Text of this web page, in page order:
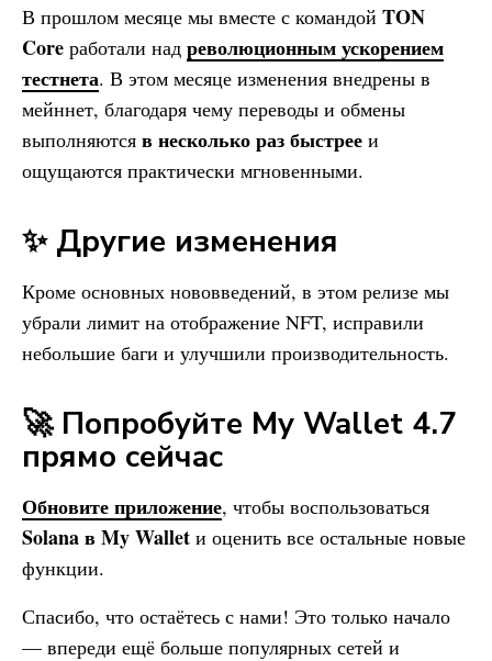
В прошлом месяце мы вместе с командой TON
Core работали над революционным ускорением
тестнета. В этом месяце изменения внедрены в
мейннет, благодаря чему переводы и обмены
выполняются в несколько раз быстрее и
ощущаются практически мгновенными.
✨ Другие изменения
Кроме основных нововведений, в этом релизе мы
убрали лимит на отображение NFT, исправили
небольшие баги и улучшили производительность.
🚀 Попробуйте My Wallet 4.7
прямо сейчас
Обновите приложение, чтобы воспользоваться
Solana вMy Wallet и оценить все остальные новые
функции.
Спасибо, что остаётесь с нами! Это только начало
— впереди ещё больше популярных сетей и